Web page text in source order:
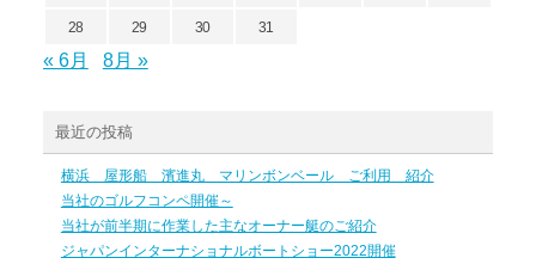
28 29 30 31
« 6月 8月 »
最近の投稿
横浜 屋形船 濱進丸 マリンボンベール ご利用 紹介
当社のゴルフコンペ開催～
当社が前半期に作業した主なオーナー艇のご紹介
ジャパンインターナショナルボートショー2022開催